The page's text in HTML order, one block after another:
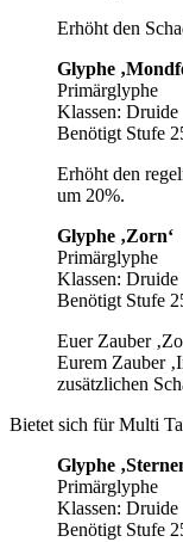
Erhöht den
Glyphe
Primärglyphe
Klassen: Druide
Benötigt Stufe
Erhöht den
um 20%.
Glyphe ‚Zorn‘
Primärglyphe
Klassen: Druide
Benötigt Stufe
Euer Zauber
Eurem Zauber
zusätzlichen
Bietet sich für Multi
Glyphe
Primärglyphe
Klassen: Druide
Benötigt Stufe